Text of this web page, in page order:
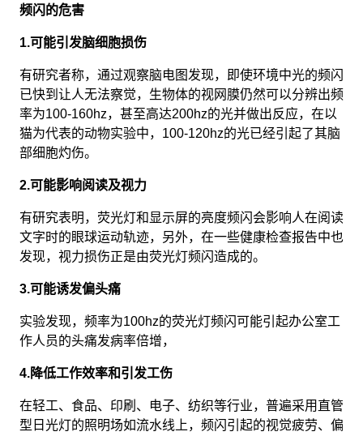
频闪的危害
1.可能引发脑细胞损伤
有研究者称，通过观察脑电图发现，即使环境中光的频闪
已快到让人无法察觉，生物体的视网膜仍然可以分辨出频
率为100-160hz，甚至高达200hz的光并做出反应，在以
猫为代表的动物实验中，100-120hz的光已经引起了其脑
部细胞灼伤。
2.可能影响阅读及视力
有研究表明，荧光灯和显示屏的亮度频闪会影响人在阅读
文字时的眼球运动轨迹，另外，在一些健康检查报告中也
发现，视力损伤正是由荧光灯频闪造成的。
3.可能诱发偏头痛
实验发现，频率为100hz的荧光灯频闪可能引起办公室工
作人员的头痛发病率倍增，
4.降低工作效率和引发工伤
在轻工、食品、印刷、电子、纺织等行业，普遍采用直管
型日光灯的照明场如流水线上，频闪引起的视觉疲劳、偏